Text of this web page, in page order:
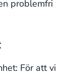
problemfri
För att vi